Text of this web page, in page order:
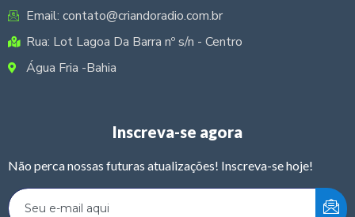
Email: contato@criandoradio.com.br
Rua: Lot Lagoa Da Barra nº s/n - Centro
Água Fria -Bahia
Inscreva-se agora
Não perca nossas futuras atualizações! Inscreva-se hoje!